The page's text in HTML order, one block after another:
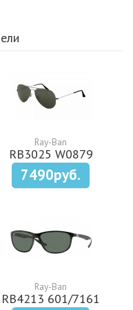
Ray-Ban
RB3025 W0879
7490руб.
Ray-Ban
RB4213 601/7161